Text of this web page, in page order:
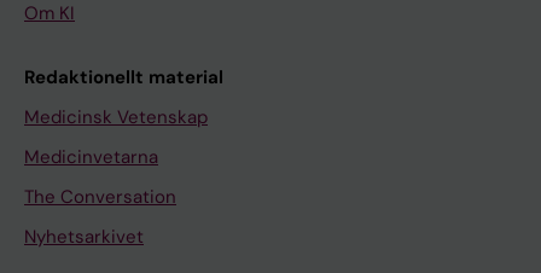
Om KI
Redaktionellt material
Medicinsk Vetenskap
Medicinvetarna
The Conversation
Nyhetsarkivet